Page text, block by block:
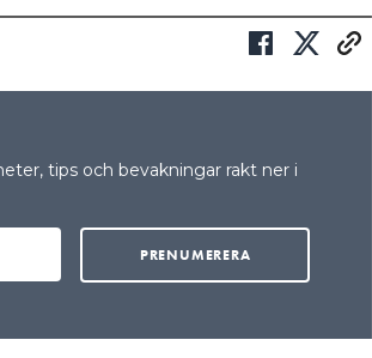
överallt, säger Fredrik
AB, till Elinstallatören.
till samma fastighetssystem som
sensorer för en helt annan
övervakningssystem med styrning
ju inte svårt att även ta in belysning
tips och bevakningar rakt ner i